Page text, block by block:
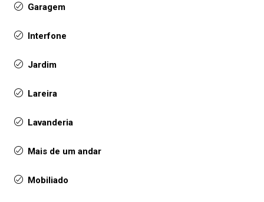
Garagem
Interfone
Jardim
Lareira
Lavanderia
Mais de um andar
Mobiliado